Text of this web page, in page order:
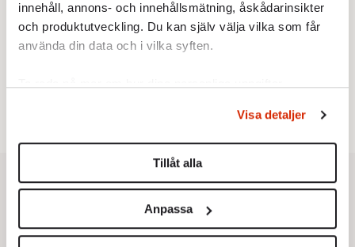
innehåll, annons- och innehållsmätning, åskådarinsikter
och produktutveckling. Du kan själv välja vilka som får
använda din data och i vilka syften.
Du kan ändra eller dra tillbaka ditt samtycke när som
helst från cookie-förklaringen.
Vi använder enhetsidentifierare för att anpassa innehållet
för sociala medier och analysera vår trafik. Vi
vidarebefordrar även sådana identifierare och annan
Visa detaljer
Tillåt alla
Anpassa
4.Frans Wachtmeister: Ja, AC är ett hot mot den
franska civilisationen
UTRIKES
5.